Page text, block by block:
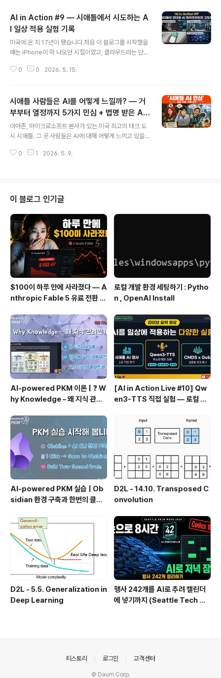
AI in Action #9 — 시애틀에서 시도하는 A
I 일상 적용 실험 기록
미국에 온 지 17년이 됐습니다.처음 이 블로그를 시작했을
때는 iPhone이 막 나오던 시절이었고, 클라우드라는 단어
어, 빅데이터, 딥러닝… 수많은 기술의 파도가 지나갔는데,
접 만들고 실험하고 기록하기 시작했습니다. 매주 일요일
AI in Action 라이브 방송을 진행하고 있고, 이번 9회 방
송 요약 영상을 유튜브에 올렸습니다. 이 글에서는 영상에
담긴 주요 실험들과 그 과정에서 배운 것들을 공유합니다.1.
인이번 AI in Action #9 요약 영상은 처음부터 끝까..
0 0 2026. 5. 15.
시애틀 사람들은 AI를 어떻게 느낄까? — 거
부부터 열정까지 5가지 민심 + 법명 받은 AI
스님
아마존, 마이크로소프트 본사가 있는 미국 최고의 테크 도
시 시애틀. 그 곳 사람들은 AI에 대해 어떻게 느끼고 있을까
전혀 그렇지 않았습니다.미국 시애틀 지역 신문 Axios Se
경 활동가 Niamh는 AI를 완전히 끊었습니다. 이유는 두
가지입니다. AI 데이터센터가 환경에 미치는 영향, 그리고
자녀들의 일자리를 빼앗는다는 우려. 그녀에게 AI는 단순
한 불편함이 아니라 존재론적 위협입니다.😰 2. 불안한 사
람 — "파워유저가 되지 않으면 대체될까봐..."사무직 Dr
e..
0 1 2026. 5. 9.
이 블로그 인기글
$100이 하루 만에 사라졌다 — A
nthropic Fable 5 유료 전환 사
로컬 개발 환경 세팅하기 : Pytho
n , OpenAI Install
AI-powered PKM 이론 | ❓ W
hy Knowledge – 왜 지식 관리
보에서 지식으로의 전환, 🛠️ 지식
관리 실패 패턴과 극복
[AI in Action Live #10] Qw
en3-TTS 직접 실험 — 로컬 설
AI-powered PKM 실습 | Ob
sidian 환경 구축과 한번의 클릭
(Web Clipper)
D2L - 14.10. Transposed C
onvolution
D2L - 5.5. Generalization in
Deep Learning
행사 242개를 AI로 추려 캘린더
에 넣기까지 (Seattle Tech We
티스토리 로그인 고객센터
© Daum Corp.